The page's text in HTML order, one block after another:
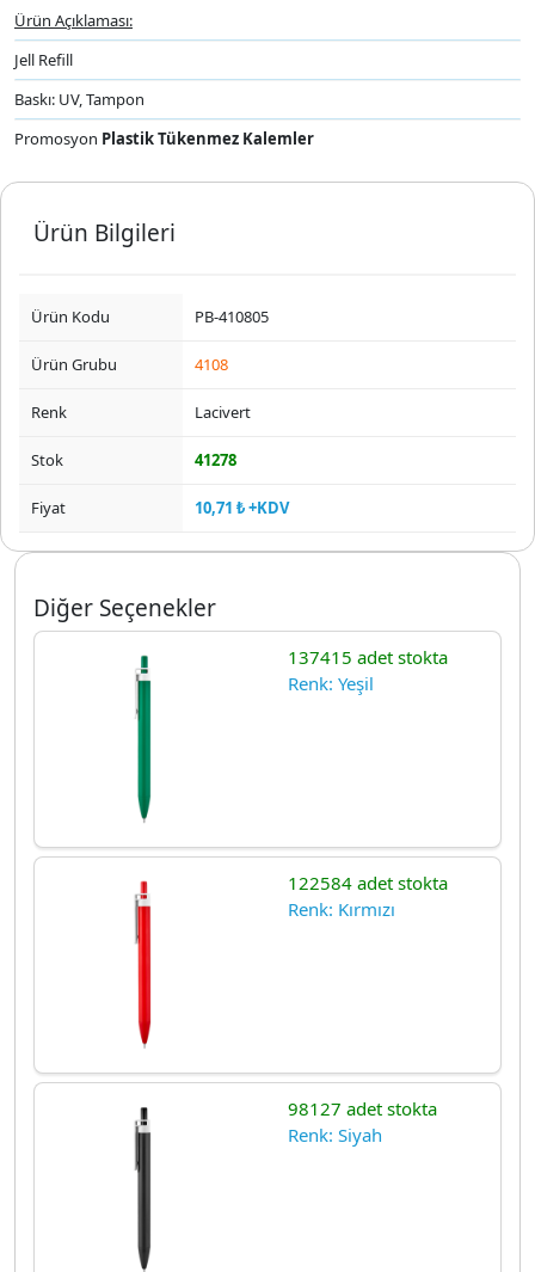
Ürün Açıklaması:
Jell Refill
Baskı: UV, Tampon
Promosyon Plastik Tükenmez Kalemler
Ürün Bilgileri
Ürün Kodu PB-410805
Ürün Grubu 4108
Renk Lacivert
Stok 41278
Fiyat 10,71 ₺ +KDV
Diğer Seçenekler
137415 adet stokta
Renk: Yeşil
122584 adet stokta
Renk: Kırmızı
98127 adet stokta
Renk: Siyah